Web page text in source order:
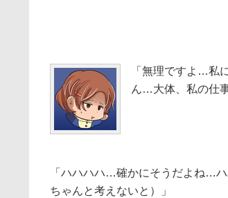
「無理ですよ…私
ん…大体、私の仕
「ハハハハ…確かにそうだよね…
ちゃんと考えないと）」